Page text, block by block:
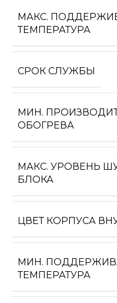
МАКС.
ТЕМПЕРАТУРА
СРОК СЛУЖБЫ
МИН.
ОБОГРЕВА
МАКС. УРОВЕНЬ
БЛОКА
ЦВЕТ КОРПУСА
МИН.
ТЕМПЕРАТУРА